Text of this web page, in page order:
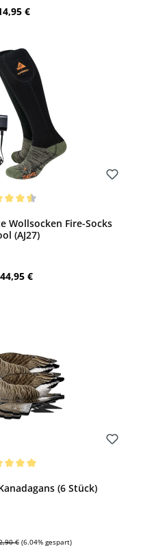
Preis:
€
Wollsocken Fire-Socks
(AJ27)
Preis:
€
(6 Stück)
Preis:
€ (6.04% gespart)